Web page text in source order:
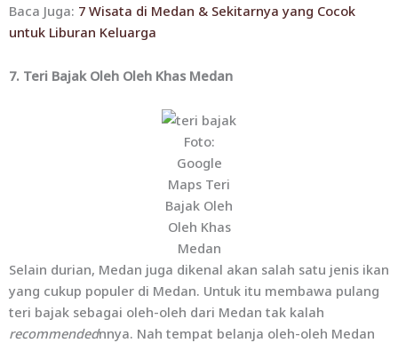
Baca Juga: 7 Wisata di Medan & Sekitarnya yang Cocok
untuk Liburan Keluarga
7. Teri Bajak Oleh Oleh Khas Medan
Foto:
Google
Maps Teri
Bajak Oleh
Oleh Khas
Medan
Selain durian, Medan juga dikenal akan salah satu jenis ikan
yang cukup populer di Medan. Untuk itu membawa pulang
teri bajak sebagai oleh-oleh dari Medan tak kalah
recommendednnya. Nah tempat belanja oleh-oleh Medan